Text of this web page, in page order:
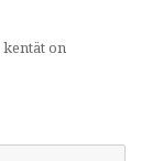
on